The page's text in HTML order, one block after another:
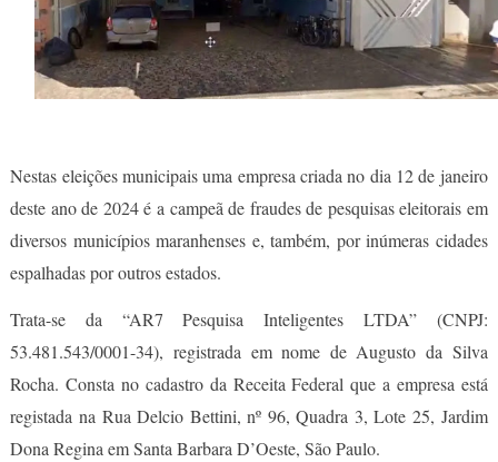
Nestas eleições municipais uma empresa criada no dia 12 de janeiro
deste ano de 2024 é a campeã de fraudes de pesquisas eleitorais em
diversos municípios maranhenses e, também, por inúmeras cidades
espalhadas por outros estados.
Trata-se da “AR7 Pesquisa Inteligentes LTDA” (CNPJ:
53.481.543/0001-34), registrada em nome de Augusto da Silva
Rocha. Consta no cadastro da Receita Federal que a empresa está
registada na Rua Delcio Bettini, nº 96, Quadra 3, Lote 25, Jardim
Dona Regina em Santa Barbara D’Oeste, São Paulo.